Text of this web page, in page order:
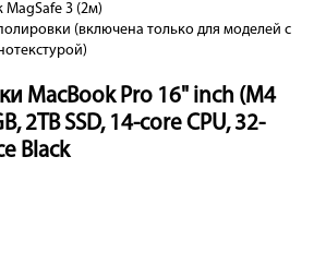
MagSafe 3 (2м)
(включена только для моделей с
MacBook Pro 16" inch (M4
2TB SSD, 14-core CPU, 32-
Black